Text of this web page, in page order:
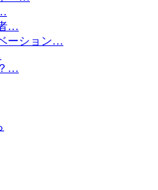
…
ーション…
…